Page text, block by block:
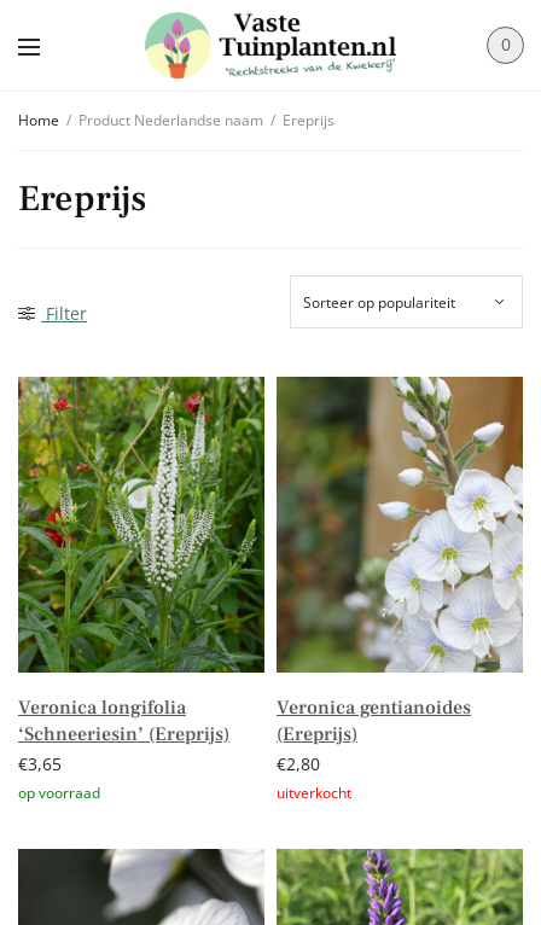
0
Home / Product Nederlandse naam / Ereprijs
Ereprijs
Filter
Veronica longifolia
‘Schneeriesin’ (Ereprijs)
€3,65
Veronica gentianoides
(Ereprijs)
€2,80